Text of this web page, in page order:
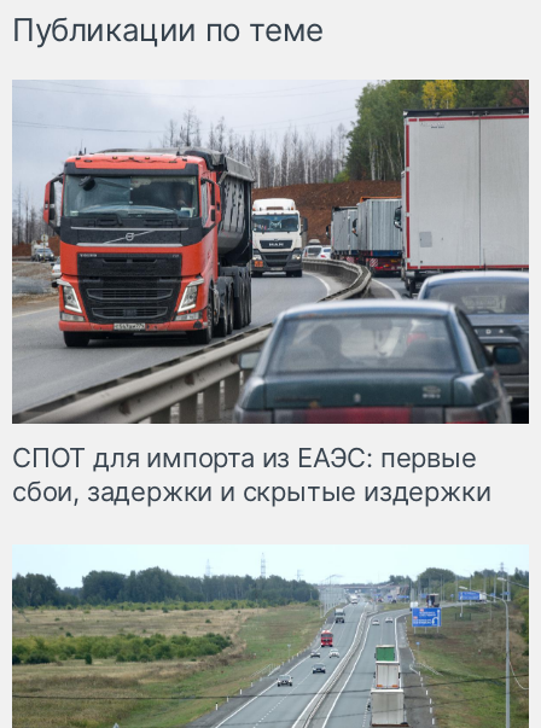
Публикации по теме
СПОТ для импорта из ЕАЭС: первые
сбои, задержки и скрытые издержки